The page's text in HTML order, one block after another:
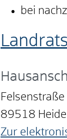
bei
89518
Zur